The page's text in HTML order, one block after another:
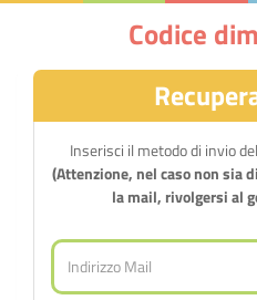
Codice
Inserisci il metodo di invio
(Attenzione, nel caso non sia
la mail, rivolgersi al